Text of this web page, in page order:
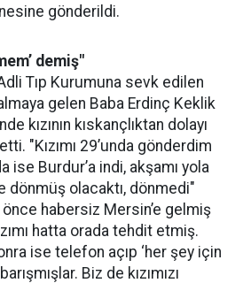
gönderildi.
demiş"
Tıp Kurumuna sevk edilen
gelen Baba Erdinç Keklik
kızının kıskançlıktan dolayı
"Kızımı 29’unda gönderdim
ise Burdur’a indi, akşamı yola
dönmüş olacaktı, dönmedi"
habersiz Mersin’e gelmiş
hatta orada tehdit etmiş.
ise telefon açıp ‘her şey için
Biz de kızımızı